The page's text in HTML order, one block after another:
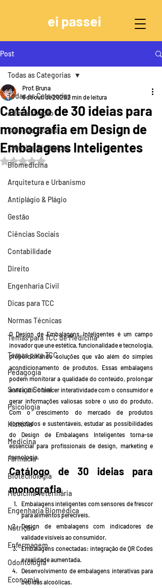
ei passei
Post
Todas as Categorias
Administração
Ciências Exatas
Ciências Biológicas
Biomedicina
Arquitetura e Urbanismo
Antiplágio & Plágio
Gestão
Ciências Sociais
Contabilidade
Direito
Engenharia Civil
Dicas para TCC
Normas Técnicas
Temas para TCC de Medicina
Temas para TCC
Pedagogia
Serviço Social
Psicologia
História
Medicina
Farmácia
Biotecnologia
Medicina Veterinária
Engenharia Biomédica
Nutrição
Enfermagem
Odontologia
Economia
Todas as Categorias
Catálogo de 30 ideias para
monografia em Design de
Embalagens Inteligentes
Prof. Bruna
6 de out. de 20252 min de leitura
Avaliado com NaN de 5 estrelas.
O Design de Embalagens Inteligentes é um campo
inovador que une estética, funcionalidade e tecnologia,
proporcionando soluções que vão além do simples
acondicionamento de produtos. Essas embalagens
podem monitorar a qualidade do conteúdo, prolongar
a vida útil, oferecer interatividade com o consumidor e
gerar informações valiosas sobre o uso do produto.
Com o crescimento do mercado de produtos
conectados e sustentáveis, estudar as possibilidades
do Design de Embalagens Inteligentes torna-se
essencial para profissionais de design, marketing e
tecnologia.
Catálogo de 30 ideias para
monografia
Embalagens inteligentes com sensores de frescor
para alimentos perecíveis.
Design de embalagens com indicadores de
validade visíveis ao consumidor.
Embalagens conectadas: integração de QR Codes
e realidade aumentada.
Desenvolvimento de embalagens interativas para
bebidas alcoólicas.